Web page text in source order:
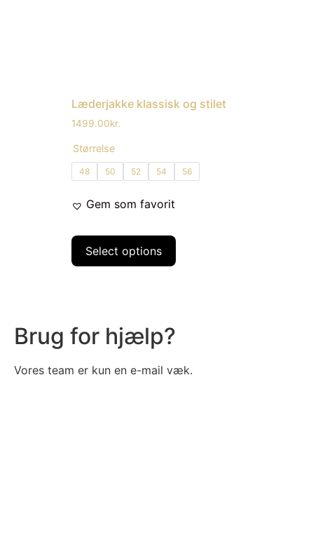
Læderjakke klassisk og stilet
1499.00kr.
Størrelse
48 50 52 54 56
Gem som favorit
Select options
Brug for hjælp?
Vores team er kun en e-mail væk.